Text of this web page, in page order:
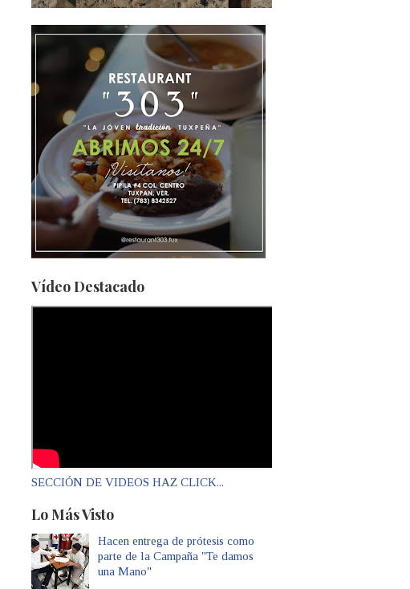
Vídeo Destacado
SECCIÓN DE VIDEOS HAZ CLICK...
Lo Más Visto
Hacen entrega de prótesis como
parte de la Campaña "Te damos
una Mano"